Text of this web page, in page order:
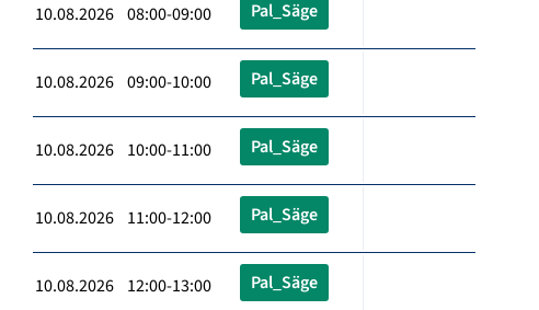
10.08.2026 08:00-09:00 Pal_Säge
10.08.2026 09:00-10:00 Pal_Säge
10.08.2026 10:00-11:00 Pal_Säge
10.08.2026 11:00-12:00 Pal_Säge
10.08.2026 12:00-13:00 Pal_Säge